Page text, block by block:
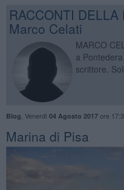
RACCONTI
Marco Celati
MARCO
a
scrittore.
Blog Venerdì 04 Agosto 2017ore
Marina di Pisa